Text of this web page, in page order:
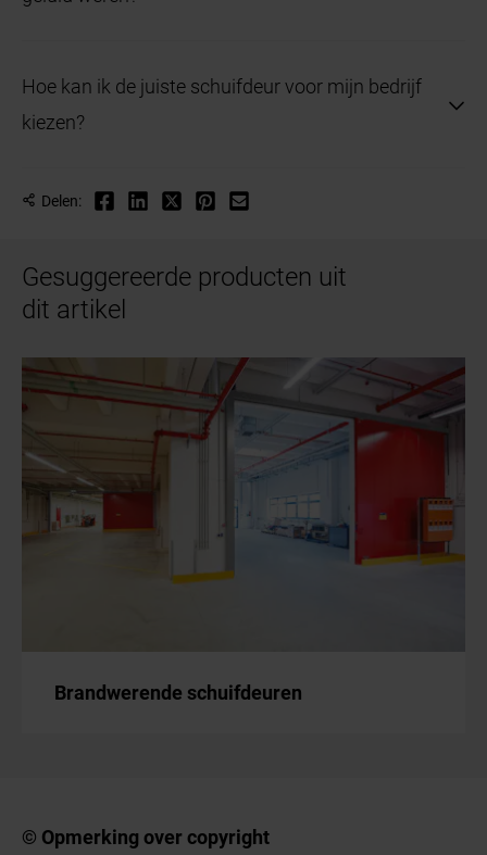
zekere mate van geluidsisolatie.
Hoe kan ik de juiste schuifdeur voor mijn bedrijf
kiezen?
om de beste industrie schuifdeur voor uw situatie te
Delen:
Gesuggereerde producten uit
dit artikel
Brandwerende schuifdeuren
© Opmerking over copyright